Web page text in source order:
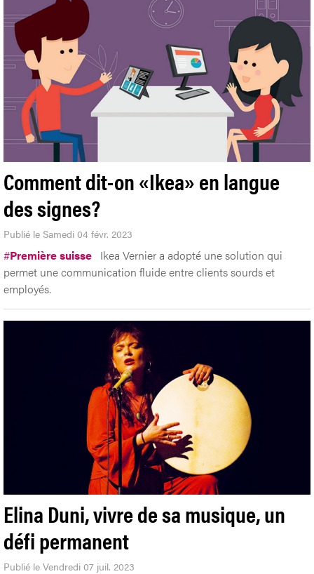
Comment dit-on «Ikea» en langue
des signes?
Publié le Samedi 04 févr. 2023
#Première suisse Ikea Vernier a adopté une solution qui
permet une communication fluide entre clients sourds et
employés.
Elina Duni, vivre de sa musique, un
défi permanent
Publié le Vendredi 07 juil. 2023